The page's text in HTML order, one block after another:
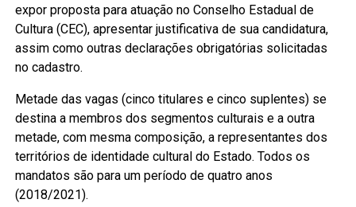
expor proposta para atuação no Conselho Estadual de
Cultura (CEC), apresentar justificativa de sua candidatura,
assim como outras declarações obrigatórias solicitadas
no cadastro.
Metade das vagas (cinco titulares e cinco suplentes) se
destina a membros dos segmentos culturais e a outra
metade, com mesma composição, a representantes dos
territórios de identidade cultural do Estado. Todos os
mandatos são para um período de quatro anos
(2018/2021).